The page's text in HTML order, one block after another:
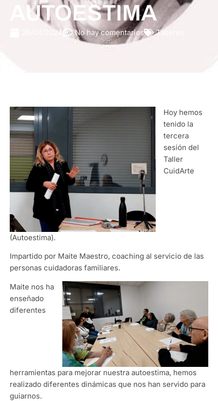
AUTOESTIMA
26/04/2024 No hay comentarios Talleres
Hoy hemos
tenido la
tercera
sesión del
Taller
CuidArte
(Autoestima).
Impartido por Maite Maestro, coaching al servicio de las
personas cuidadoras familiares.
Maite nos ha
enseñado
diferentes
herramientas para mejorar nuestra autoestima, hemos
realizado diferentes dinámicas que nos han servido para
guiarnos.